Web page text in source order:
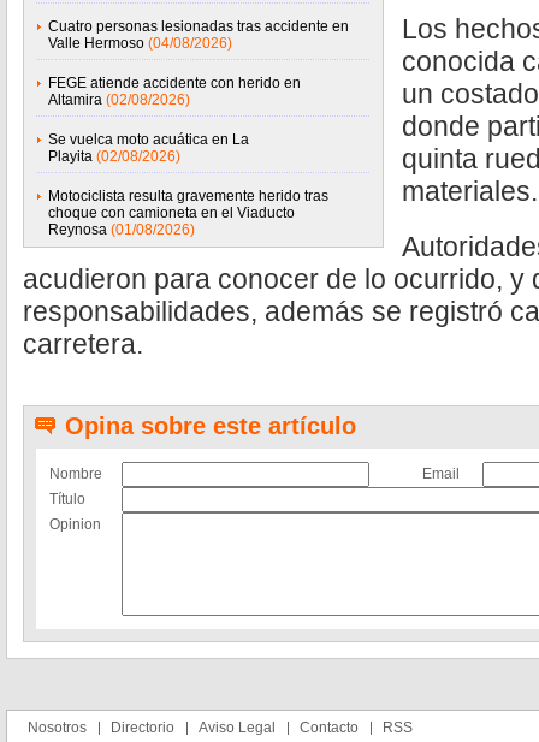
Cuatro personas lesionadas tras accidente en
Valle Hermoso (04/08/2026)
FEGE atiende accidente con herido en
Altamira (02/08/2026)
Se vuelca moto acuática en La
Playita (02/08/2026)
Motociclista resulta gravemente herido tras
choque con camioneta en el Viaducto
Reynosa (01/08/2026)
Los
conocida
un
donde
quinta
materiales.
acudieron para conocer de lo ocurrido, y
responsabilidades, además se registró
carretera.
Opina sobre este artículo
Nombre
Email
Título
Opinion
Nosotros Directorio Aviso Legal Contacto RSS